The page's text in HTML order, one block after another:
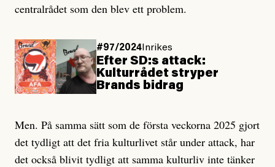
centralrådet som den blev ett problem.
#97/2024Inrikes
Efter SD:s attack:
Kulturrådet stryper
Brands bidrag
Men. På samma sätt som de första veckorna 2025 gjort
det tydligt att det fria kulturlivet står under attack, har
det också blivit tydligt att samma kulturliv inte tänker